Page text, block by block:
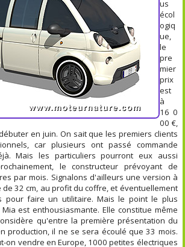
us
écol
ogiq
ue,
le
pre
mier
prix
est
à
16 0
00 €,
en juin. On sait que les premiers clients
car plusieurs ont passé commande
Mais les particuliers pourront eux aussi
le constructeur prévoyant de
par mois. Signalons d'ailleurs une version à
32 cm, au profit du coffre, et éventuellement
pour faire un utilitaire. Mais le point le plus
est enthousiasmante. Elle constitue même
qu'entre la première présentation du
production, il ne se sera écoulé que 33 mois.
on vendre en Europe, 1000 petites électriques